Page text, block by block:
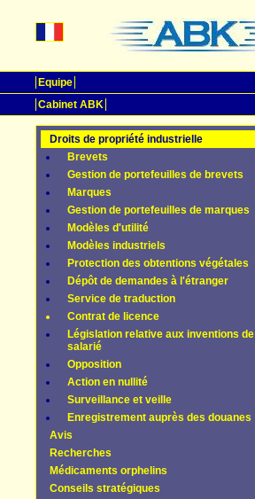
Equipe
Cabinet ABK
Droits de propriété industrielle
Brevets
Gestion de portefeuilles de brevets
Marques
Gestion de portefeuilles de marques
Modèles d'utilité
Modèles industriels
Protection des obtentions végétales
Dépôt de demandes à l'étranger
Service de traduction
Contrat de licence
Législation relative aux inventions de
salarié
Opposition
Action en nullité
Surveillance et veille
Enregistrement auprès des douanes
Avis
Recherches
Médicaments orphelins
Conseils stratégiques